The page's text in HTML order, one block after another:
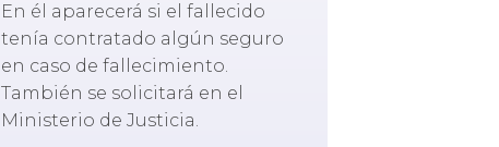
En él aparecerá si el fallecido
tenía contratado algún seguro
en caso de fallecimiento.
También se solicitará en el
Ministerio de Justicia.